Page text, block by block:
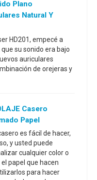
Plano
Natural Y
HD201, empecé a
su sonido era bajo
auriculares
de orejeras y
Casero
Papel
es fácil de hacer,
y usted puede
cualquier color o
papel que hacen
para hacer